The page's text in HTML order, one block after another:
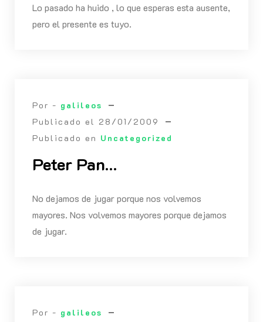
Lo pasado ha huido , lo que esperas esta ausente,
pero el presente es tuyo.
Por - galileos
Publicado el 28/01/2009
Publicado en Uncategorized
Peter Pan…
No dejamos de jugar porque nos volvemos
mayores. Nos volvemos mayores porque dejamos
de jugar.
Por - galileos